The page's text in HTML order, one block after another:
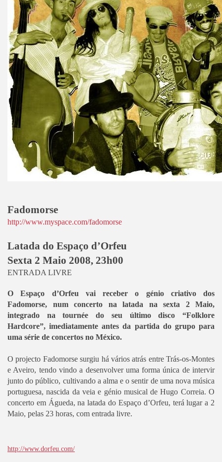
Fadomorse
http://www.myspace.com/fadomorse
Latada do Espaço d’Orfeu
Sexta 2 Maio 2008, 23h00
ENTRADA LIVRE
O Espaço d’Orfeu vai receber o génio criativo dos
Fadomorse, num concerto na latada na sexta 2 Maio,
integrado na tournée do seu último disco “Folklore
Hardcore”, imediatamente antes da partida do grupo para
uma série de concertos no México.
O projecto Fadomorse surgiu há vários atrás entre Trás-os-Montes
e Aveiro, tendo vindo a desenvolver uma forma única de intervir
junto do público, cultivando a alma e o sentir de uma nova música
portuguesa, nascida da veia e génio musical de Hugo Correia. O
concerto em Águeda, na latada do Espaço d’Orfeu, terá lugar a 2
Maio, pelas 23 horas, com entrada livre.
http://www.dorfeu.com/